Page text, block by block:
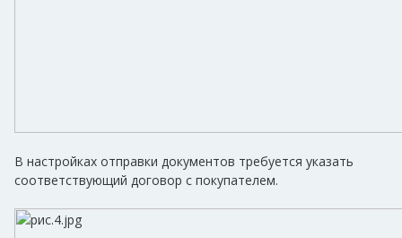
В настройках отправки документов требуется указать
соответствующий договор с покупателем.